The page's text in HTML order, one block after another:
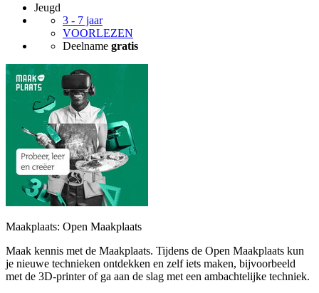
Jeugd
3 - 7 jaar
VOORLEZEN
Deelname gratis
Maakplaats: Open Maakplaats
Maak kennis met de Maakplaats. Tijdens de Open Maakplaats kun
je nieuwe technieken ontdekken en zelf iets maken, bijvoorbeeld
met de 3D-printer of ga aan de slag met een ambachtelijke techniek.